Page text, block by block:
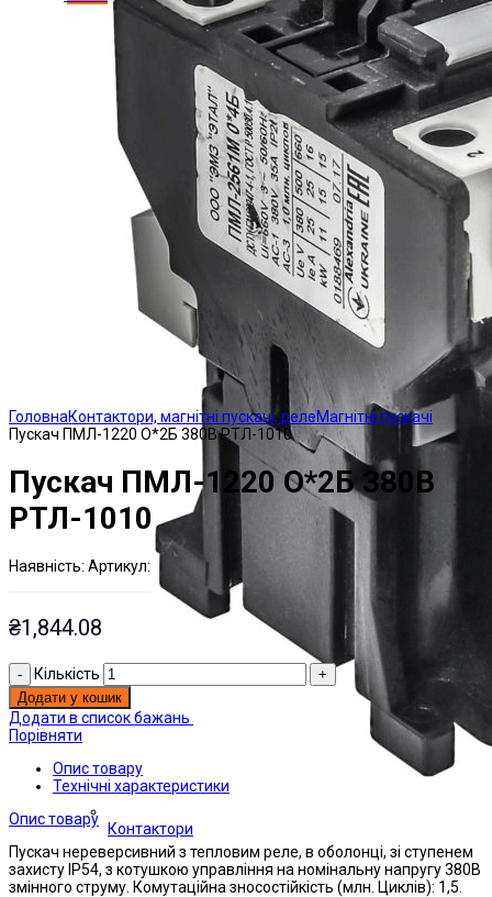
Контактори
ГоловнаКонтактори, магнітні пускачі, релеМагнітні пускачі
Пускач ПМЛ-1220 О*2Б 380В РТЛ-1010
Пускач ПМЛ-1220 О*2Б 380В
РТЛ-1010
Наявнiсть: На складі
Артикул:
ЭТАЛ0000628;
₴1,844.08
Кількість
Додати у кошик
Додати в список бажань
Порівняти
Опис товару
Технічні характеристики
Опис товару
Пускач нереверсивний з тепловим реле, в оболонці, зі ступенем
захисту IP54, з котушкою управління на номінальну напругу 380В
змінного струму. Комутаційна зносостійкість (млн. Циклів): 1,5.